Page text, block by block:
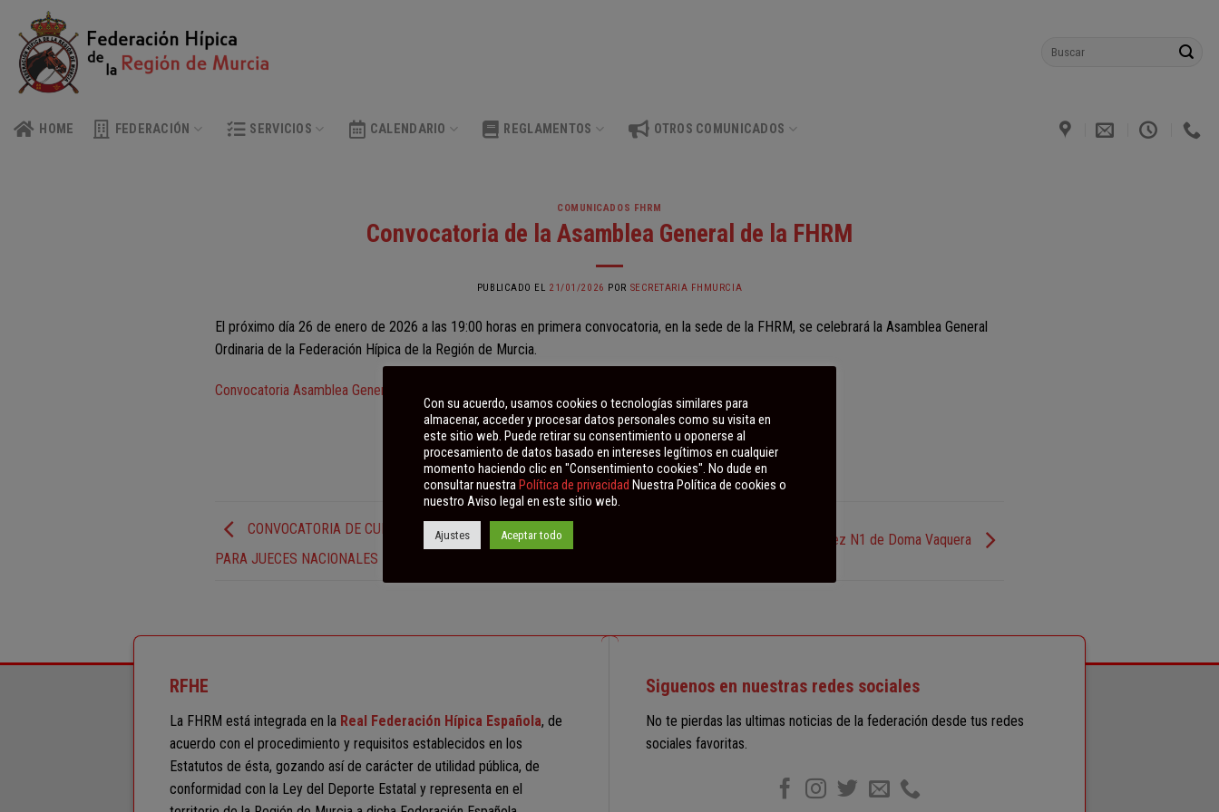
content
HOME FEDERACIÓN SERVICIOS CALENDARIO REGLAMENTOS OTROS COMUNICADOS
COMUNICADOS FHRM
Convocatoria de la Asamblea General de la FHRM
PUBLICADO EL 21/01/2026 POR SECRETARIA FHMURCIA
El próximo día 26 de enero de 2026 a las 19:00 horas en primera convocatoria, en la sede de la FHRM, se celebrará la Asamblea General
Ordinaria de la Federación Hípica de la Región de Murcia.
Convocatoria Asamblea General
CONVOCATORIA DE CURSO DE JUEZ NACIONAL Y SEMINARIO
PARA JUECES NACIONALES DE EQUITACIÓN DE TRABAJO
Curso de Juez N1 de Doma Vaquera
RFHE
La FHRM está integrada en la Real Federación Hípica Española, de
acuerdo con el procedimiento y requisitos establecidos en los
Estatutos de ésta, gozando así de carácter de utilidad pública, de
conformidad con la Ley del Deporte Estatal y representa en el
Siguenos en nuestras redes sociales
No te pierdas las ultimas noticias de la federación desde tus redes
sociales favoritas.
Con su acuerdo, usamos cookies o tecnologías similares para
almacenar, acceder y procesar datos personales como su visita en
este sitio web. Puede retirar su consentimiento u oponerse al
procesamiento de datos basado en intereses legítimos en cualquier
momento haciendo clic en "Consentimiento cookies". No dude en
consultar nuestra Política de privacidad Nuestra Política de cookies o
nuestro Aviso legal en este sitio web.
Ajustes Aceptar todo